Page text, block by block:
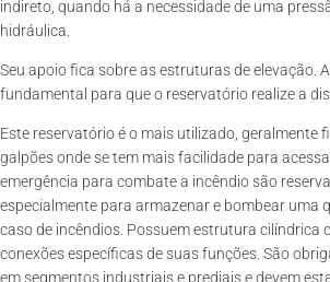
indireto, quando há a necessidade de uma
hidráulica.
Seu apoio fica sobre as estruturas de elevação.
fundamental para que o reservatório realize a
Este reservatório é o mais utilizado, geralmente
galpões onde se tem mais facilidade para
emergência para combate a incêndio são
especialmente para armazenar e bombear uma
caso de incêndios. Possuem estrutura cilíndrica
conexões específicas de suas funções. São
em segmentos industriais e prediais e devem